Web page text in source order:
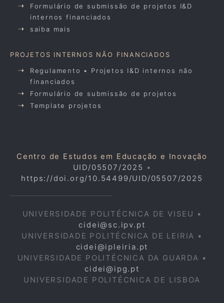
Formulário de submissão de projetos I&D
internos financiados
saiba mais
PROJETOS INTERNOS NÃO FINANCIADOS
Regulamento • Projetos I&D internos não
financiados
Formulário de submissão de projetos
Template projetos
Centro de Estudos em Educação e Inovação
UID/05507/2025 •
https://doi.org/10.54499/UID/05507/2025
UNIVERSIDADE POLITÉCNICA DE VISEU •
cidei@sc.ipv.pt
UNIVERSIDADE POLITÉCNICA DE LEIRIA •
cidei@ipleiria.pt
UNIVERSIDADE POLITÉCNICA DA GUARDA •
cidei@ipg.pt
UNIVERSIDADE POLITÉCNICA DE LISBOA